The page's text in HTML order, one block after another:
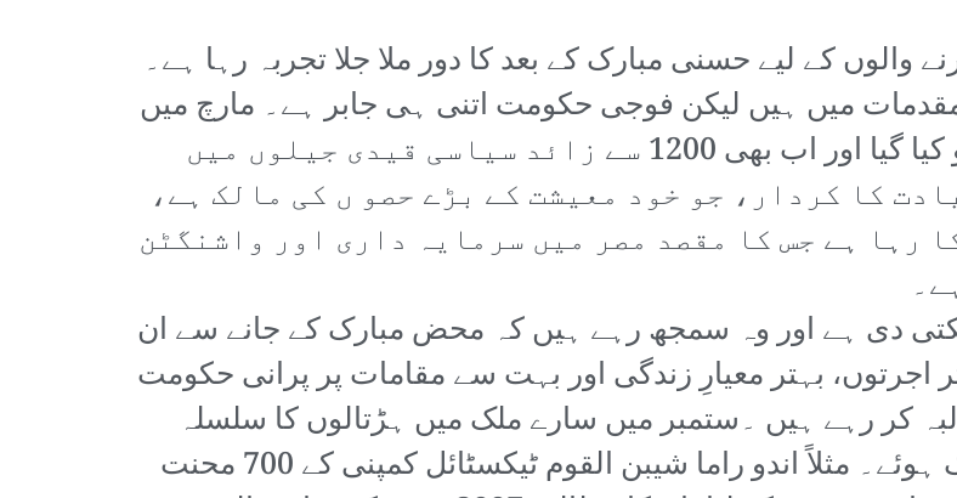
والوں کے لیے حسنی مبارک کے بعد کا دور ملا جلا تجربہ رہا ہے۔
میں ہیں لیکن فوجی حکومت اتنی ہی جابر ہے۔ مارچ میں
ہڑتالوں اور مظاہروں پر پابندی کا قانون لاگو کیا گیا اور اب بھی 1200 سے زائد سیاسی قیدی جیلوں میں
کا کردار، جو خود معیشت کے بڑے حصو ں کی مالک ہے،
رہا ہے جس کا مقصد مصر میں سرمایہ داری اور واشنگٹن
دی ہے اور وہ سمجھ رہے ہیں کہ محض مبارک کے جانے سے ان
بہتر معیارِ زندگی اور بہت سے مقامات پر پرانی حکومت
کر رہے ہیں ۔ستمبر میں سارے ملک میں ہڑتالوں کا سلسلہ
شروع ہوا جس میں لاکھوں محنت کش شریک ہوئے۔ مثلاً اندو راما شیبن القوم ٹیکسٹائل کمپنی کے 700 محنت